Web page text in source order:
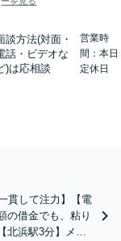
談方法(対面・
話・ビデオな
)は応相談
営業時
間：本日
定休日
貫して注力】【電
の借金でも、粘り
北浜駅3分】メリ